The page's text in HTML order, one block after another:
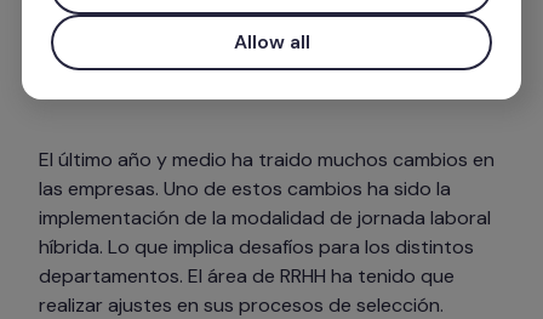
El último año y medio ha traido muchos cambios en
las empresas. Uno de estos cambios ha sido la
implementación de la modalidad de jornada laboral
híbrida. Lo que implica desafíos para los distintos
departamentos. El área de RRHH ha tenido que
realizar ajustes en sus procesos de selección.
Allow all